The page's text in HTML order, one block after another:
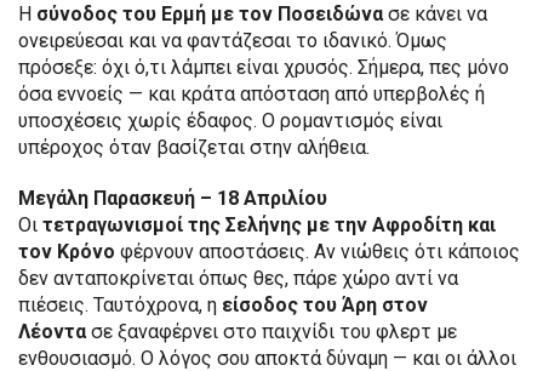
Η σύνοδος του Ερμή με τον Ποσειδώνασε κάνει να
ονειρεύεσαι και να φαντάζεσαι το ιδανικό. Όμως
πρόσεξε: όχι ό,τι λάμπει είναι χρυσός. Σήμερα, πες μόνο
όσα εννοείς — και κράτα απόσταση από υπερβολές ή
υποσχέσεις χωρίς έδαφος. Ο ρομαντισμός είναι
υπέροχος όταν βασίζεται στην αλήθεια.
Μεγάλη Παρασκευή – 18 Απριλίου
Οι τετραγωνισμοί της Σελήνης με την Αφροδίτη και
τον Κρόνο φέρνουν αποστάσεις. Αν νιώθεις ότι κάποιος
δεν ανταποκρίνεται όπως θες, πάρε χώρο αντί να
πιέσεις. Ταυτόχρονα, η είσοδος του Άρη στον
Λέοντασε ξαναφέρνει στο παιχνίδι του φλερτ με
ενθουσιασμό. Ο λόγος σου αποκτά δύναμη — και οι άλλοι